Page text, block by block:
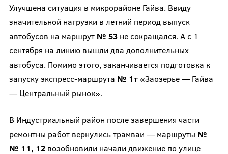
Улучшена ситуация в микрорайоне Гайва. Ввиду
значительной нагрузки в летний период выпуск
автобусов на маршрут № 53не сокращался. А с 1
сентября на линию вышли два дополнительных
автобуса. Помимо этого, заканчивается подготовка к
запуску экспресс-маршрута № 1т«Заозерье — Гайва
— Центральный рынок».
В Индустриальный район после завершения части
ремонтны работ вернулись трамваи — маршруты №
№ 11, 12возобновили начали движение по улице